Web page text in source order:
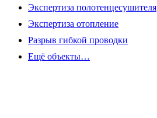
Экспертиза полотенцесушителя
Экспертиза отопление
Разрыв гибкой проводки
Ещё объекты…